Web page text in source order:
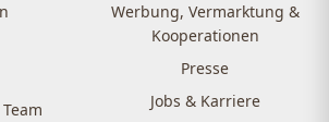
Werbung, Vermarktung &
Kooperationen
Presse
Jobs & Karriere